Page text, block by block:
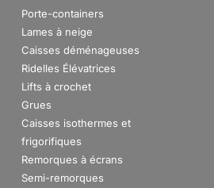
Porte-containers
Lames à neige
Caisses déménageuses
Ridelles Élévatrices
Lifts à crochet
Grues
Caisses isothermes et
frigorifiques
Remorques à écrans
Semi-remorques